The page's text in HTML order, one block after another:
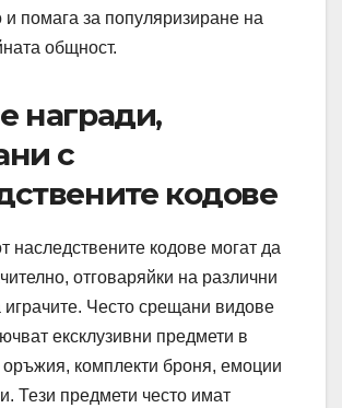
и помага за популяризиране на
общност.
награди,
с
кодове
наследствените кодове могат да
отговаряйки на различни
играчите. Често срещани видове
ексклузивни предмети в
оръжия, комплекти броня, емоции
Тези предмети често имат